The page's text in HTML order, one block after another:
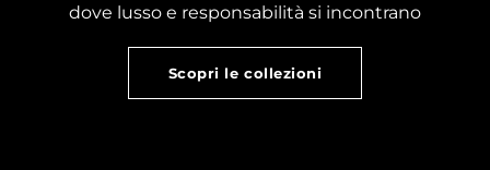
dove lusso e responsabilità si incontrano
Scopri le collezioni